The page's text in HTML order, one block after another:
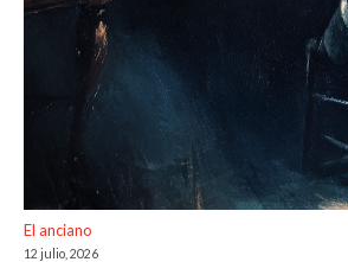
El anciano
12 julio, 2026